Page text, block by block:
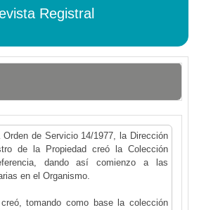
Registral
de Servicio 14/1977, la Dirección
de la Propiedad creó la Colección
dando así comienzo a las
en el Organismo.
tomando como base la colección